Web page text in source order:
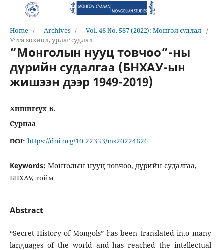
Home / Archives / Vol. 46 No. 587 (2022): Монгол судлал /
Утга зохиол, урлаг судлал
“Монголын нууц товчоо”-ны
дүрийн судалгаа (БНХАУ-ын
жишээн дээр 1949-2019)
Хишигсүх Б.
Сурнаа
DOI: https://doi.org/10.22353/ms20224620
Keywords: Монголын нууц товчоо, дүрийн судалгаа,
БНХАУ, тойм
Abstract
“Secret History of Mongols” has been translated into many
languages of the world and has reached the intellectual